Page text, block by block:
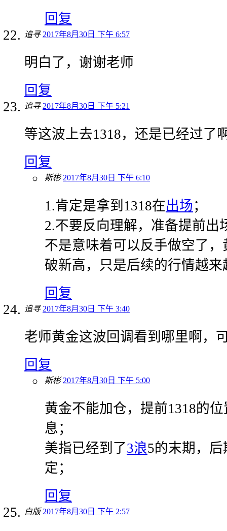
回复
追寻 2017年8月30日 下午 6:57
明白了，谢谢老师
回复
追寻 2017年8月30日 下午 5:21
等这波上去1318，还是已经过了
回复
斯彬 2017年8月30日 下午 6:10
1.肯定是拿到1318在出场 ；
2.不要反向理解，准备提前出
不是意味着可以反手做空了
破新高，只是后续的行情越来
回复
追寻 2017年8月30日 下午 3:40
老师黄金这波回调看到哪里啊，
回复
斯彬 2017年8月30日 下午 5:00
黄金不能加仓，提前1318的
息；
美指已经到了3浪5的末期，
定；
回复
白版 2017年8月30日 下午 2:57